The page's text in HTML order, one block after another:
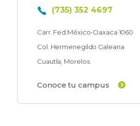
(735) 352 4697
Carr. Fed México-Oaxaca 1060
Col. Hermenegildo Galeana
Cuautla, Morelos.
Conoce tu campus